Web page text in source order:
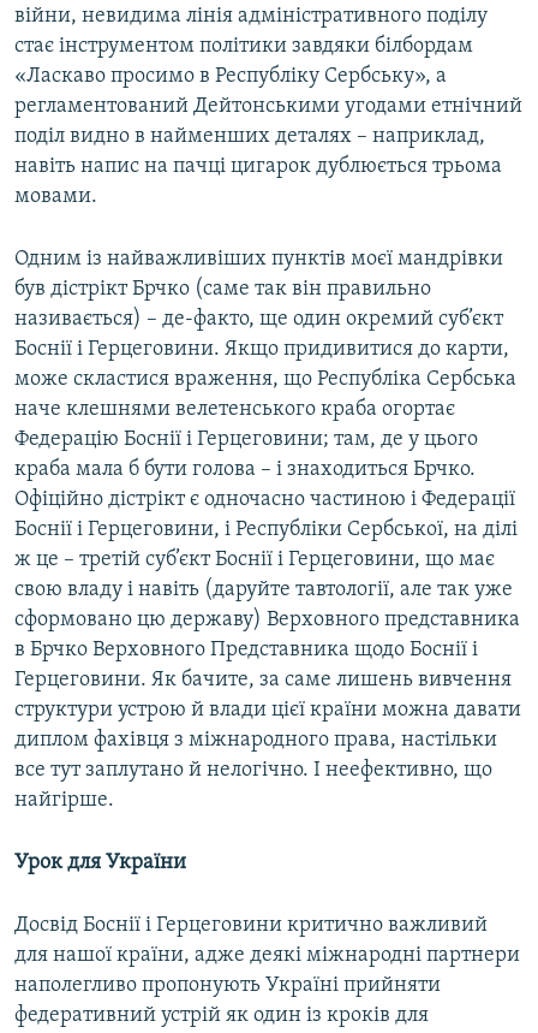
війни, невидима лінія адміністративного поділу
стає інструментом політики завдяки білбордам
«Ласкаво просимо в Республіку Сербську», а
регламентований Дейтонськими угодами етнічний
поділ видно в найменших деталях – наприклад,
навіть напис на пачці цигарок дублюється трьома
мовами.
Одним із найважливіших пунктів моєї мандрівки
був дістрікт Брчко (саме так він правильно
називається) – де-факто, ще один окремий суб’єкт
Боснії і Герцеговини. Якщо придивитися до карти,
може скластися враження, що Республіка Сербська
наче клешнями велетенського краба огортає
Федерацію Боснії і Герцеговини; там, де у цього
краба мала б бути голова – і знаходиться Брчко.
Офіційно дістрікт є одночасно частиною і Федерації
Боснії і Герцеговини, і Республіки Сербської, на ділі
ж це – третій суб’єкт Боснії і Герцеговини, що має
свою владу і навіть (даруйте тавтології, але так уже
сформовано цю державу) Верховного представника
в Брчко Верховного Представника щодо Боснії і
Герцеговини. Як бачите, за саме лишень вивчення
структури устрою й влади цієї країни можна давати
диплом фахівця з міжнародного права, настільки
все тут заплутано й нелогічно. І неефективно, що
найгірше.
Урок для України
Досвід Боснії і Герцеговини критично важливий
для нашої країни, адже деякі міжнародні партнери
наполегливо пропонують Україні прийняти
федеративний устрій як один із кроків для